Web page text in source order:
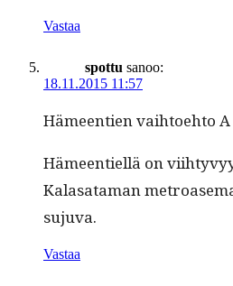
Vastaa
spottu sanoo:
18.11.2015 11:57
Hämeen­tien vai­h­toe­hto
Hämeen­tiel­lä on
Kalasa­ta­man
sujuva.
Vastaa